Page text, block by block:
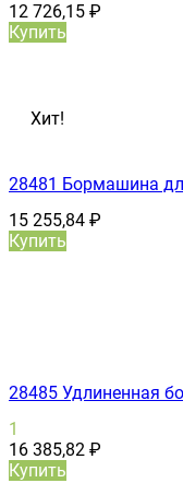
12 726,15 ₽
Купить
Хит!
28481 Бормашина
15 255,84 ₽
Купить
28485 Удлиненная
1
16 385,82 ₽
Купить